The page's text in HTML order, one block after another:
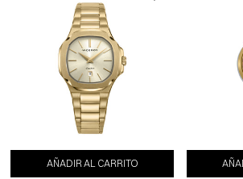
AÑADIR AL CARRITO